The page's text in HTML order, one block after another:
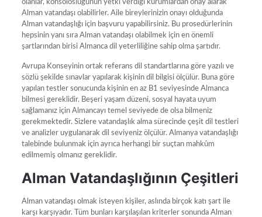
olanlar, konsolosluğunun yetki verdiği kurumlardan onay alarak
Alman vatandaşı olabilirler. Aile bireylerinizin onayı olduğunda
Alman vatandaşlığı için başvuru yapabilirsiniz. Bu prosedürlerinin
hepsinin yanı sıra Alman vatandaşı olabilmek için en önemli
şartlarından birisi Almanca dil yeterliliğine sahip olma şartıdır.
Avrupa Konseyinin ortak referans dil standartlarına göre yazılı ve
sözlü şekilde sınavlar yapılarak kişinin dil bilgisi ölçülür. Buna göre
yapılan testler sonucunda kişinin en az B1 seviyesinde Almanca
bilmesi gereklidir. Beşeri yaşam düzeni, sosyal hayata uyum
sağlamanız için Almancayı temel seviyede de olsa bilmeniz
gerekmektedir. Sizlere vatandaşlık alma sürecinde çeşit dil testleri
ve analizler uygulanarak dil seviyeniz ölçülür. Almanya vatandaşlığı
talebinde bulunmak için ayrıca herhangi bir suçtan mahkûm
edilmemiş olmanız gereklidir.
Alman Vatandaşlığının Çeşitleri
Alman vatandaşı olmak isteyen kişiler, aslında birçok katı şart ile
karşı karşıyadır. Tüm bunları karşılaşılan kriterler sonunda Alman